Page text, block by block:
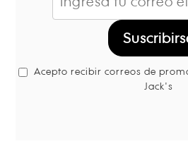
Acepto recibir correos de
Jack's